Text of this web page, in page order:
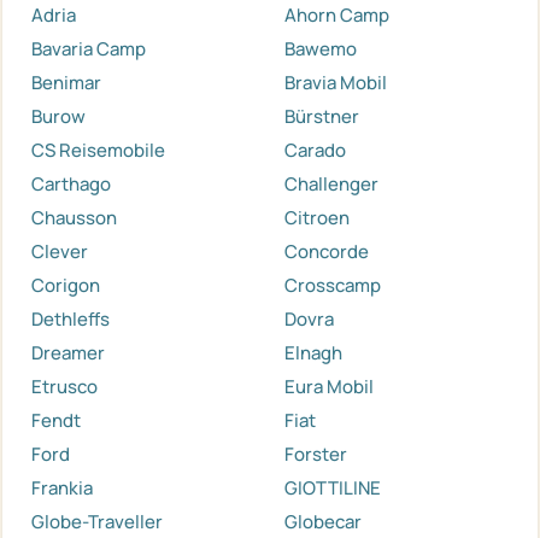
Adria
Ahorn Camp
Bavaria Camp
Bawemo
Benimar
Bravia Mobil
Burow
Bürstner
CS Reisemobile
Carado
Carthago
Challenger
Chausson
Citroen
Clever
Concorde
Corigon
Crosscamp
Dethleffs
Dovra
Dreamer
Elnagh
Etrusco
Eura Mobil
Fendt
Fiat
Ford
Forster
Frankia
GIOTTILINE
Globe-Traveller
Globecar